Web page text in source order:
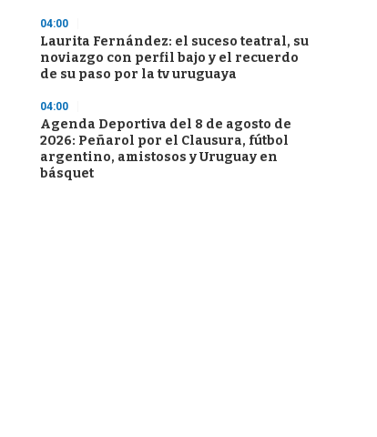
04:00
Laurita Fernández: el suceso teatral, su
noviazgo con perfil bajo y el recuerdo
de su paso por la tv uruguaya
04:00
Agenda Deportiva del 8 de agosto de
2026: Peñarol por el Clausura, fútbol
argentino, amistosos y Uruguay en
básquet